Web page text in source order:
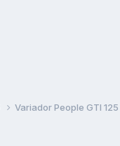
Variador People GTI 125